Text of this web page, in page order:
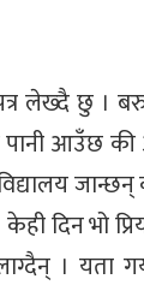
लेख्दै छु ।
पानी आउँछ
दिन भो
।